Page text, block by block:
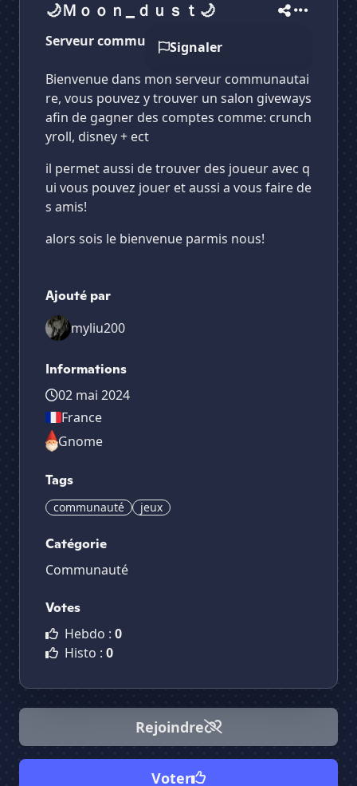
🌙Ｍｏｏｎ_ｄｕｓｔ🌙
Signaler
Serveur communautaire!
Bienvenue dans mon serveur communautai
re, vous pouvez y trouver un salon giveways
afin de gagner des comptes comme: crunch
yroll, disney + ect
il permet aussi de trouver des joueur avec q
ui vous pouvez jouer et aussi a vous faire de
s amis!
alors sois le bienvenue parmis nous!
Ajouté par
myliu200
Informations
02 mai 2024
France
Gnome
Tags
communauté jeux
Catégorie
Communauté
Votes
Hebdo : 0
Histo : 0
Rejoindre
Voter